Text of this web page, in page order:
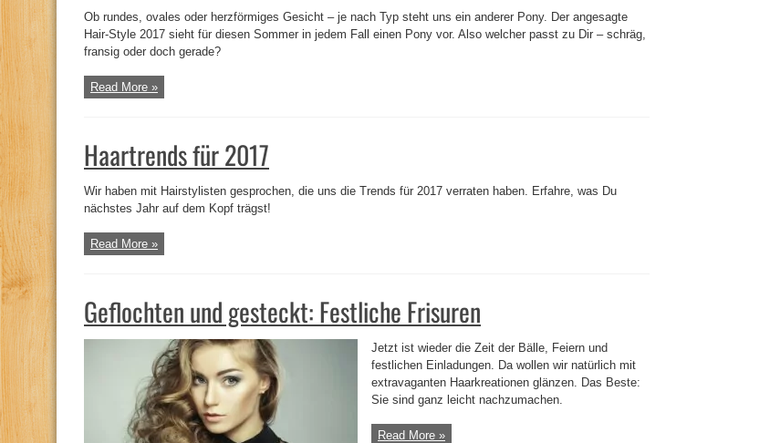
Ob rundes, ovales oder herzförmiges Gesicht – je nach Typ steht uns ein anderer Pony. Der angesagte
Hair-Style 2017 sieht für diesen Sommer in jedem Fall einen Pony vor. Also welcher passt zu Dir – schräg,
fransig oder doch gerade?
Read More »
Haartrends für 2017
Wir haben mit Hairstylisten gesprochen, die uns die Trends für 2017 verraten haben. Erfahre, was Du
nächstes Jahr auf dem Kopf trägst!
Read More »
Geflochten und gesteckt: Festliche Frisuren
Jetzt ist wieder die Zeit der Bälle, Feiern und
festlichen Einladungen. Da wollen wir natürlich mit
extravaganten Haarkreationen glänzen. Das Beste:
Sie sind ganz leicht nachzumachen.
Read More »